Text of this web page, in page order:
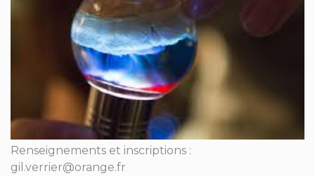
Renseignements et inscriptions :
gil.verrier@orange.fr